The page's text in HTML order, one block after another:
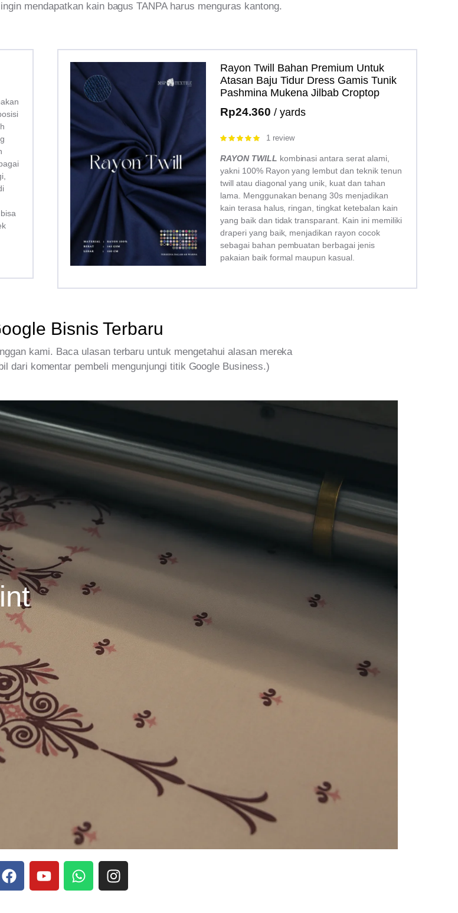
mendapatkan kain bagus TANPA harus menguras kantong.
Rayon Twill Bahan Premium Untuk
Atasan Baju Tidur Dress Gamis Tunik
Pashmina Mukena Jilbab Croptop
Rp24.360 / yards
Rated
1 review
RAYON TWILL kombinasi antara serat alami,
yakni 100% Rayon yang lembut dan teknik tenun
twill atau diagonal yang unik, kuat dan tahan
lama. Menggunakan benang 30s menjadikan
kain terasa halus, ringan, tingkat ketebalan kain
yang baik dan tidak transparant. Kain ini memiliki
draperi yang baik, menjadikan rayon cocok
sebagai bahan pembuatan berbagai jenis
pakaian baik formal maupun kasual.
Bisnis Terbaru
kami. Baca ulasan terbaru untuk mengetahui alasan mereka
dari komentar pembeli mengunjungi titik Google Business.)